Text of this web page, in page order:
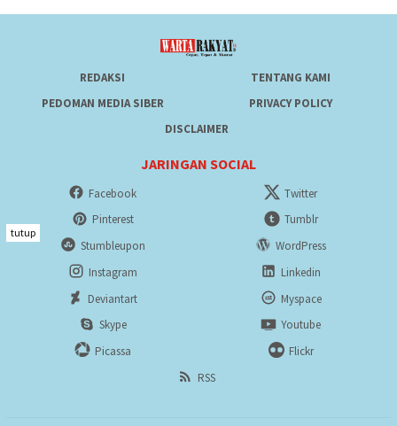
REDAKSI
TENTANG KAMI
PEDOMAN MEDIA SIBER
PRIVACY POLICY
DISCLAIMER
JARINGAN SOCIAL
Facebook
Twitter
Pinterest
Tumblr
Stumbleupon
WordPress
Instagram
Linkedin
Deviantart
Myspace
Skype
Youtube
Picassa
Flickr
RSS
tutup